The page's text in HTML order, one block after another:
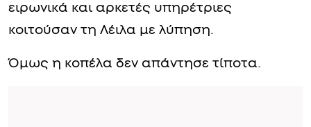
ειρωνικά και αρκετές υπηρέτριες
κοιτούσαν τη Λέιλα με λύπηση.
Όμως η κοπέλα δεν απάντησε τίποτα.